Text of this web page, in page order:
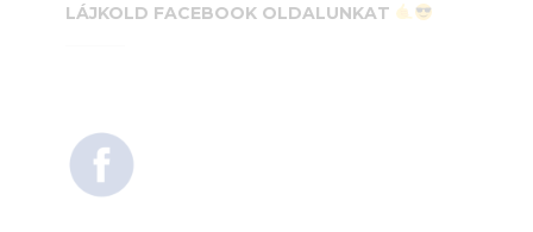
LÁJKOLD FACEBOOK OLDALUNKAT